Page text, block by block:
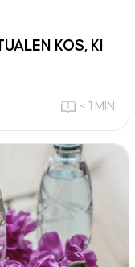
KOS, KI
< 1 MIN